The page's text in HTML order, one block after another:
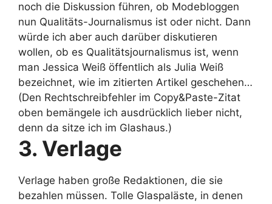
noch die Diskussion führen, ob Modebloggen
nun Qualitäts-Journalismus ist oder nicht. Dann
würde ich aber auch darüber diskutieren
wollen, ob es Qualitätsjournalismus ist, wenn
man Jessica Weiß öffentlich als Julia Weiß
bezeichnet, wie im zitierten Artikel geschehen…
(Den Rechtschreibfehler im Copy&Paste-Zitat
oben bemängele ich ausdrücklich lieber nicht,
denn da sitze ich im Glashaus.)
3. Verlage
Verlage haben große Redaktionen, die sie
bezahlen müssen. Tolle Glaspaläste, in denen